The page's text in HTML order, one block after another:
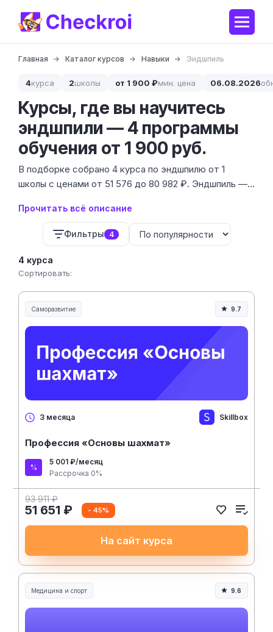
Главная Каталог курсов Навыки Эндшпиль
4курса 2школы от 1 900 ₽мин. цена 06.08.2026
Курсы, где вы научитесь
эндшпили — 4 программы
обучения от 1 900 руб.
В подборке собрано 4 курса по эндшпилю от 1
школы с ценами от 51 576 до 80 982 ₽. Эндшпиль —
неточность превращает победу в поражение, а
знание типовых позиций позволяет спасать даже
безнадежные ситуации.
Прочитать всё описание
Фильтры 4
4 курса
Сортировать:
Саморазвитие 9.7
3 месяца Skillbox
Профессия «Основы шахмат»
5 001 ₽/месяц
Рассрочка 0%
93 911 ₽
51 651 ₽ - 45%
На сайт курса
Медицина и спорт
Медицина, спорт и здоровье
9.6